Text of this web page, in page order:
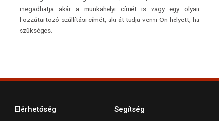
megadhatja akár a munkahelyi címét is vagy egy olyan
hozzátartozó szállítási címét, aki át tudja venni Ön helyett, ha
szükséges.
Elérhetőség Segítség